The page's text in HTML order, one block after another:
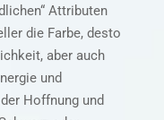
Attributen
die Farbe, desto
aber auch
und
Hoffnung und